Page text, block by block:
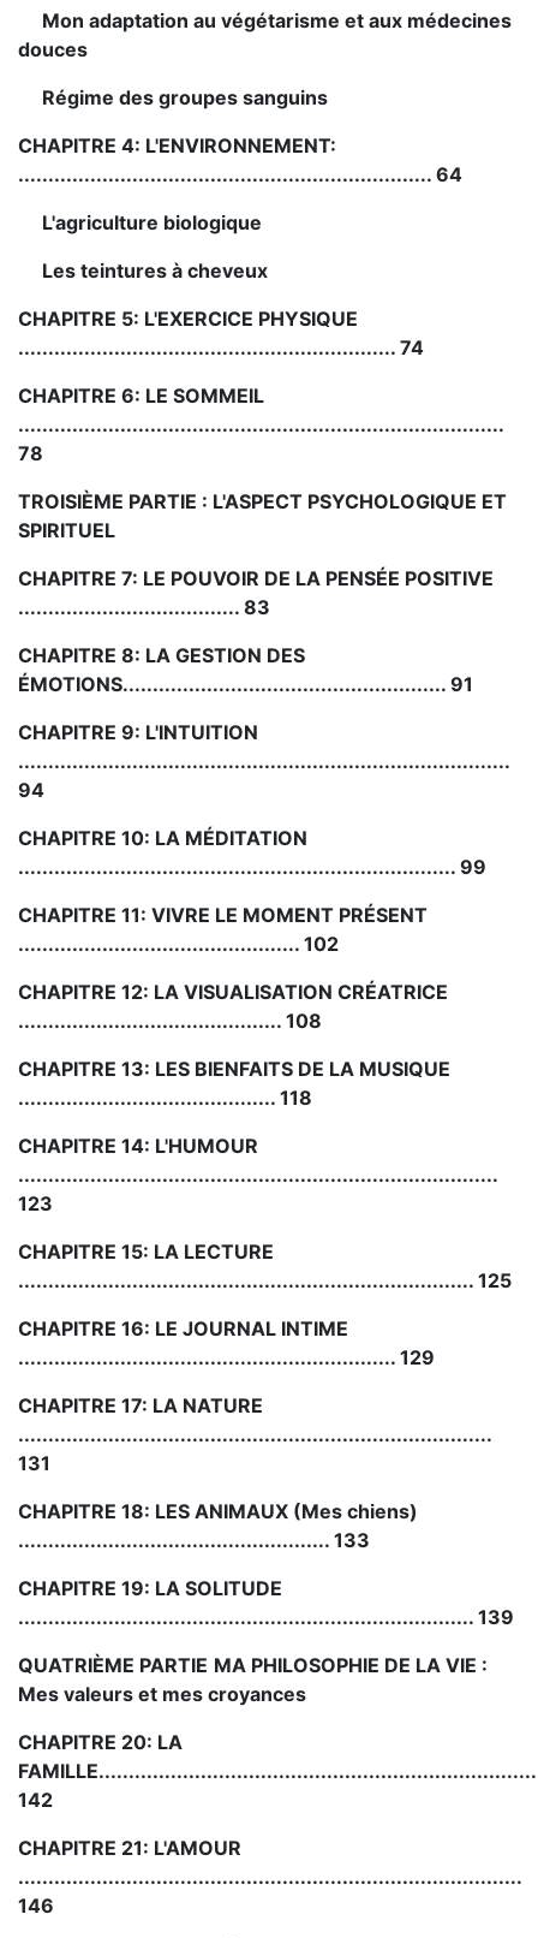
Mon adaptation au végétarisme et aux médecines
douces
Régime des groupes sanguins
CHAPITRE 4: L'ENVIRONNEMENT:
..................................................................... 64
L'agriculture biologique
Les teintures à cheveux
CHAPITRE 5: L'EXERCICE PHYSIQUE
............................................................... 74
CHAPITRE 6: LE SOMMEIL
.................................................................................
78
TROISIÈME PARTIE : L'ASPECT PSYCHOLOGIQUE ET
SPIRITUEL
CHAPITRE 7: LE POUVOIR DE LA PENSÉE POSITIVE
..................................... 83
CHAPITRE 8: LA GESTION DES
ÉMOTIONS...................................................... 91
CHAPITRE 9: L'INTUITION
..................................................................................
94
CHAPITRE 10: LA MÉDITATION
......................................................................... 99
CHAPITRE 11: VIVRE LE MOMENT PRÉSENT
............................................... 102
CHAPITRE 12: LA VISUALISATION CRÉATRICE
............................................ 108
CHAPITRE 13: LES BIENFAITS DE LA MUSIQUE
........................................... 118
CHAPITRE 14: L'HUMOUR
................................................................................
123
CHAPITRE 15: LA LECTURE
............................................................................ 125
CHAPITRE 16: LE JOURNAL INTIME
............................................................... 129
CHAPITRE 17: LA NATURE
...............................................................................
131
CHAPITRE 18: LES ANIMAUX (Mes chiens)
.................................................... 133
CHAPITRE 19: LA SOLITUDE
............................................................................ 139
QUATRIÈME PARTIE MA PHILOSOPHIE DE LA VIE :
Mes valeurs et mes croyances
CHAPITRE 20: LA
142
CHAPITRE 21: L'AMOUR
....................................................................................
146